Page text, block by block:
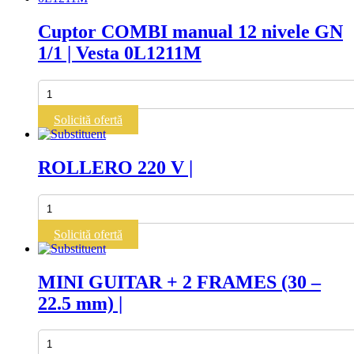
2.5
TANK
Cuptor COMBI manual 12 nivele GN
1/1 | Vesta 0L1211M
Cantitate
Cuptor
COMBI
manual
12
GN
|
Vesta
0L1211M
Solicită ofertă
ROLLERO 220 V |
Cantitate
ROLLERO
220
V
|
Solicită ofertă
MINI GUITAR + 2 FRAMES (30 –
22.5 mm) |
Cantitate
MINI